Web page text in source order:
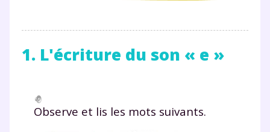
1. L'écriture du son « e »
Observe et lis les mots suivants.